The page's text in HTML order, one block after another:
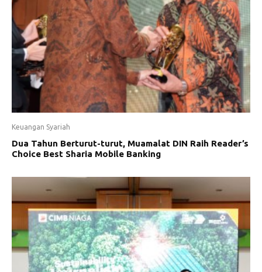
Keuangan Syariah
Dua Tahun Berturut-turut, Muamalat DIN Raih Reader’s
Choice Best Sharia Mobile Banking